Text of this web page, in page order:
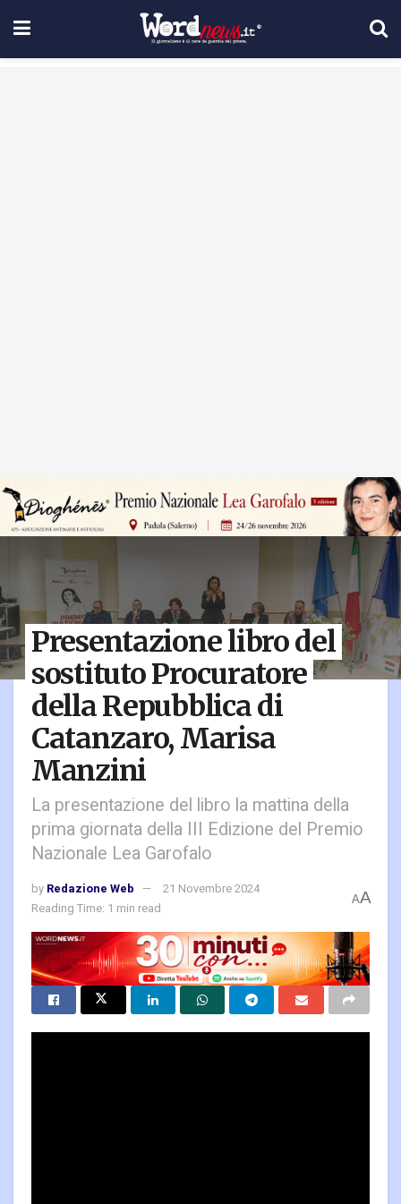
Presentazione libro del
sostituto Procuratore
della Repubblica di
Catanzaro, Marisa
Manzini
La presentazione del libro la mattina della
prima giornata della III Edizione del Premio
Nazionale Lea Garofalo
by Redazione Web
21 Novembre 2024
Reading Time: 1 min read
AA